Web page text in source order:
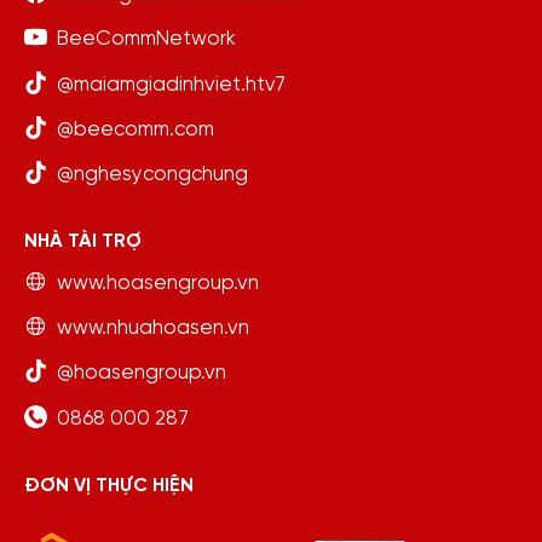
BeeCommNetwork
@maiamgiadinhviet.htv7
@beecomm.com
@nghesycongchung
NHÀ TÀI TRỢ
www.hoasengroup.vn
www.nhuahoasen.vn
@hoasengroup.vn
0868 000 287
ĐƠN VỊ THỰC HIỆN